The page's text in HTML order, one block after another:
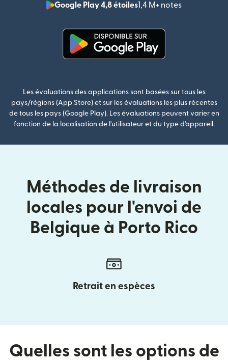
Google Play 4,8 étoiles1,4 M+ notes
Les évaluations des applications sont basées sur tous les
pays/régions (App Store) et sur les évaluations les plus récentes
de tous les pays (Google Play). Les évaluations peuvent varier en
fonction de la localisation de l'utilisateur et du type d'appareil.
Méthodes de livraison
locales pour l'envoi de
Belgique à Porto Rico
Retrait en espèces
Quelles sont les options de